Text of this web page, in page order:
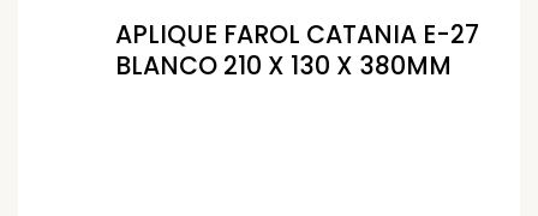
APLIQUE FAROL CATANIA E-27
BLANCO 210 X 130 X 380MM